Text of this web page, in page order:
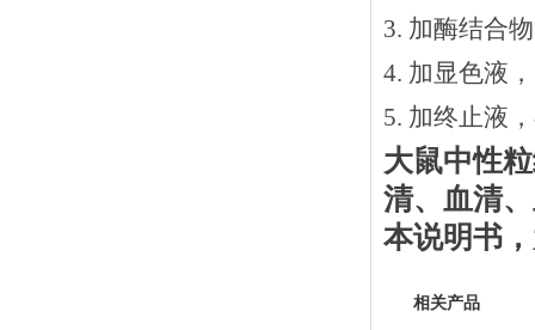
3. 加酶结合
4. 加显色液
5. 加终止液
大鼠中性
清、血清
本说明书 ，
相关产品